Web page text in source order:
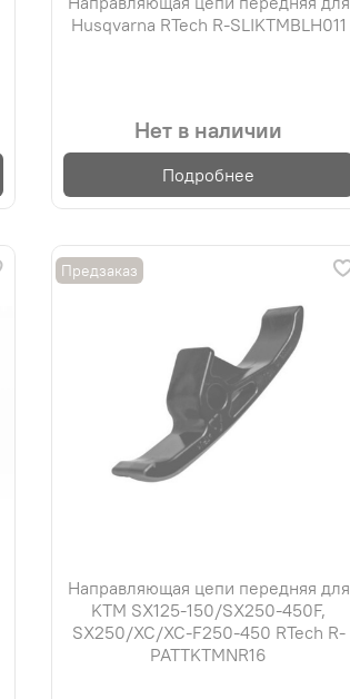
Husqvarna RTech R-SLIKTMBLH011
Нет в наличии
Подробнее
Предзаказ
Направляющая цепи передняя для
KTM SX125-150/SX250-450F,
SX250/XC/XC-F250-450 RTech R-
PATTKTMNR16